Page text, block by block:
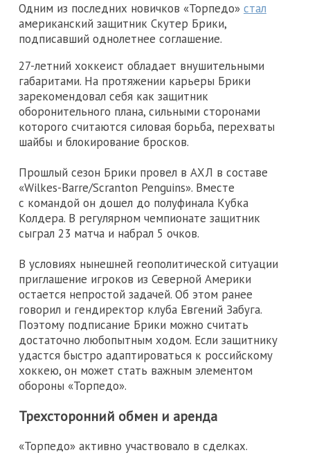
Одним из последних новичков «Торпедо» стал
американский защитник Скутер Брики,
подписавший однолетнее соглашение.
27-летний хоккеист обладает внушительными
габаритами. На протяжении карьеры Брики
зарекомендовал себя как защитник
оборонительного плана, сильными сторонами
которого считаются силовая борьба, перехваты
шайбы и блокирование бросков.
Прошлый сезон Брики провел в АХЛ в составе
«Wilkes-Barre/Scranton Penguins». Вместе
с командой он дошел до полуфинала Кубка
Колдера. В регулярном чемпионате защитник
сыграл 23 матча и набрал 5 очков.
В условиях нынешней геополитической ситуации
приглашение игроков из Северной Америки
остается непростой задачей. Об этом ранее
говорил и гендиректор клуба Евгений Забуга.
Поэтому подписание Брики можно считать
достаточно любопытным ходом. Если защитнику
удастся быстро адаптироваться к российскому
хоккею, он может стать важным элементом
обороны «Торпедо».
Трехсторонний обмен и аренда
«Торпедо» активно участвовало в сделках.